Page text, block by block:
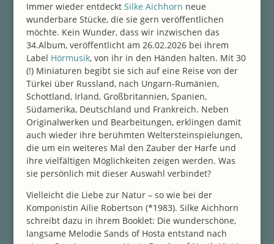
Immer wieder entdeckt Silke Aichhorn neue
wunderbare Stücke, die sie gern veröffentlichen
möchte. Kein Wunder, dass wir inzwischen das
34.Album, veröffentlicht am 26.02.2026 bei ihrem
Label Hörmusik, von ihr in den Händen halten. Mit 30
(!) Miniaturen begibt sie sich auf eine Reise von der
Türkei über Russland, nach Ungarn-Rumänien,
Schottland, Irland, Großbritannien, Spanien,
Südamerika, Deutschland und Frankreich. Neben
Originalwerken und Bearbeitungen, erklingen damit
auch wieder ihre berühmten Weltersteinspielungen,
die um ein weiteres Mal den Zauber der Harfe und
ihre vielfältigen Möglichkeiten zeigen werden. Was
sie persönlich mit dieser Auswahl verbindet?
Vielleicht die Liebe zur Natur – so wie bei der
Komponistin Ailie Robertson (*1983). Silke Aichhorn
schreibt dazu in ihrem Booklet: Die wunderschöne,
langsame Melodie Sands of Hosta entstand nach